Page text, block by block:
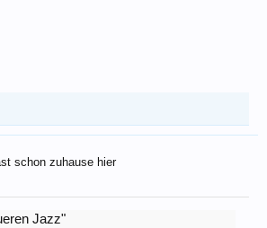
schon zuhause hier
Jazz"